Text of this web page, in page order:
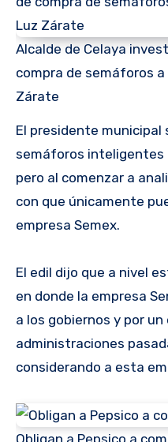
Alcalde de Celaya
compra de semáforos
Zárate
El presidente municipal
semáforos inteligentes
pero al comenzar a
con que únicamente
empresa Semex.
El edil dijo que a nivel
en donde la empresa
a los gobiernos y por
administraciones
considerando a esta